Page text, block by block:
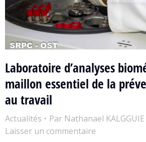
Laboratoire d’analyses
maillon essentiel de la
au travail
Actualités Par Nathanael KALGGUIE
Laisser un commentaire